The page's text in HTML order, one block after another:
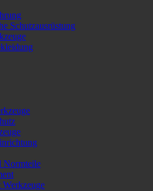
Schutzausrüstung
Normteile